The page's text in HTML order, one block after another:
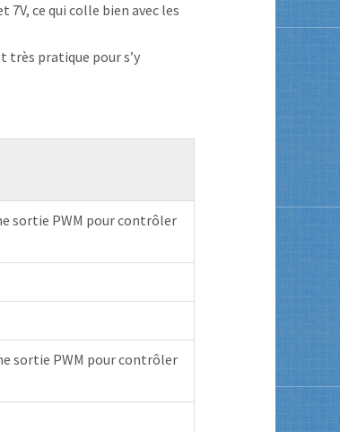
7V, ce qui colle bien avec les
très pratique pour s’y
sortie PWM pour contrôler
sortie PWM pour contrôler